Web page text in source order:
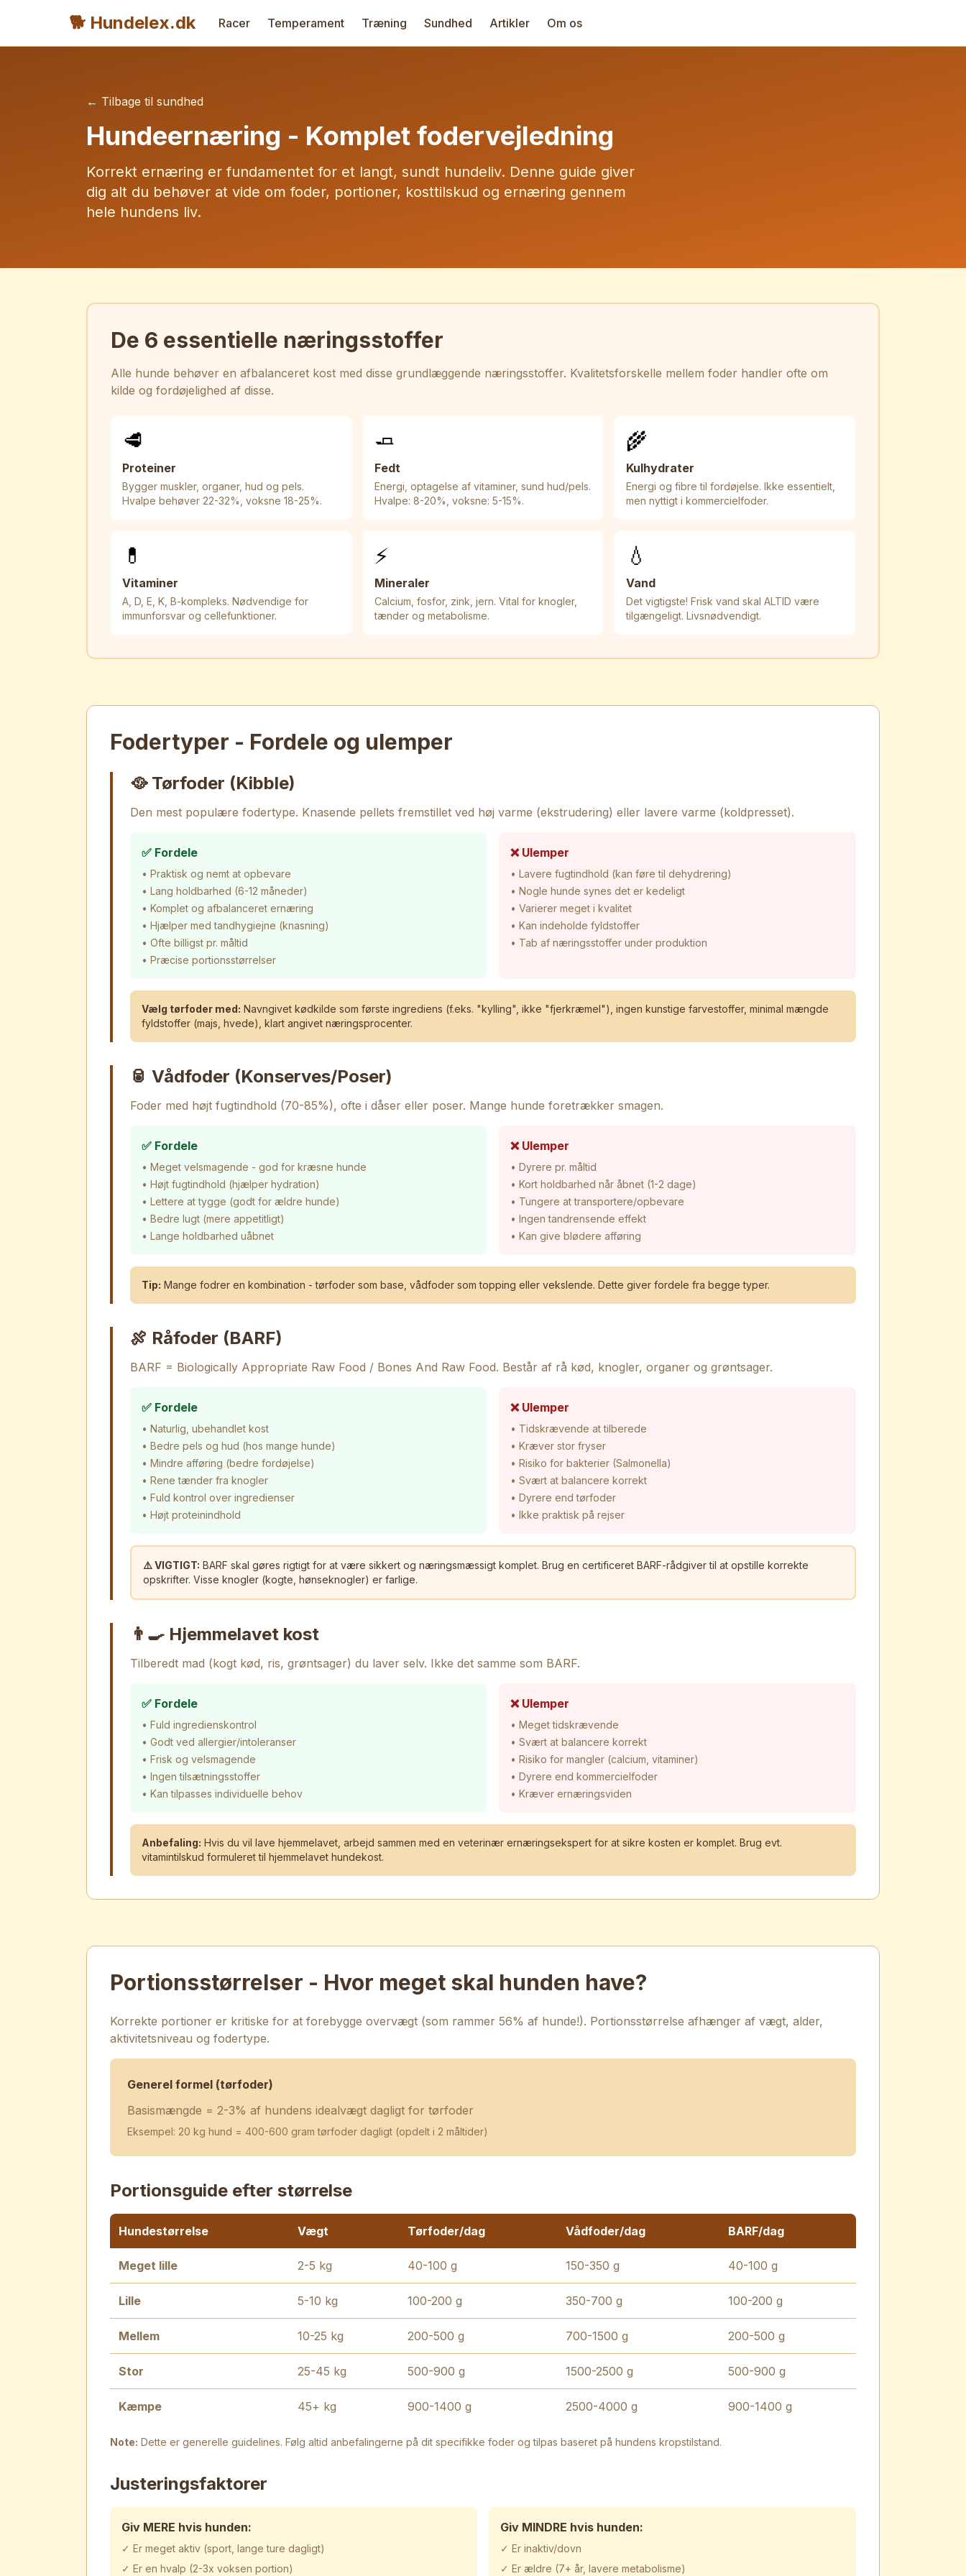
🐕 Hundelex.dk Racer Temperament Træning Sundhed Artikler Om os
← Tilbage til sundhed
Hundeernæring - Komplet fodervejledning
Korrekt ernæring er fundamentet for et langt, sundt hundeliv. Denne guide giver
dig alt du behøver at vide om foder, portioner, kosttilskud og ernæring gennem
hele hundens liv.
De 6 essentielle næringsstoffer
Alle hunde behøver en afbalanceret kost med disse grundlæggende næringsstoffer. Kvalitetsforskelle mellem foder handler ofte om
kilde og fordøjelighed af disse.
🥩
Proteiner
Bygger muskler, organer, hud og pels.
Hvalpe behøver 22-32%, voksne 18-25%.
🧈
Fedt
Energi, optagelse af vitaminer, sund hud/pels.
Hvalpe: 8-20%, voksne: 5-15%.
🌾
Kulhydrater
Energi og fibre til fordøjelse. Ikke essentielt,
men nyttigt i kommercielfoder.
💊
Vitaminer
A, D, E, K, B-kompleks. Nødvendige for
immunforsvar og cellefunktioner.
⚡
Mineraler
Calcium, fosfor, zink, jern. Vital for knogler,
tænder og metabolisme.
💧
Vand
Det vigtigste! Frisk vand skal ALTID være
tilgængeligt. Livsnødvendigt.
Fodertyper - Fordele og ulemper
🥘 Tørfoder (Kibble)
Den mest populære fodertype. Knasende pellets fremstillet ved høj varme (ekstrudering) eller lavere varme (koldpresset).
✅ Fordele
• Praktisk og nemt at opbevare
• Lang holdbarhed (6-12 måneder)
• Komplet og afbalanceret ernæring
• Hjælper med tandhygiejne (knasning)
• Ofte billigst pr. måltid
• Præcise portionsstørrelser
❌ Ulemper
• Lavere fugtindhold (kan føre til dehydrering)
• Nogle hunde synes det er kedeligt
• Varierer meget i kvalitet
• Kan indeholde fyldstoffer
• Tab af næringsstoffer under produktion
Vælg tørfoder med: Navngivet kødkilde som første ingrediens (f.eks. "kylling", ikke "fjerkræmel"), ingen kunstige farvestoffer, minimal mængde
fyldstoffer (majs, hvede), klart angivet næringsprocenter.
🥫 Vådfoder (Konserves/Poser)
Foder med højt fugtindhold (70-85%), ofte i dåser eller poser. Mange hunde foretrækker smagen.
✅ Fordele
• Meget velsmagende - god for kræsne hunde
• Højt fugtindhold (hjælper hydration)
• Lettere at tygge (godt for ældre hunde)
• Bedre lugt (mere appetitligt)
• Lange holdbarhed uåbnet
❌ Ulemper
• Dyrere pr. måltid
• Kort holdbarhed når åbnet (1-2 dage)
• Tungere at transportere/opbevare
• Ingen tandrensende effekt
• Kan give blødere afføring
Tip: Mange fodrer en kombination - tørfoder som base, vådfoder som topping eller vekslende. Dette giver fordele fra begge typer.
🍖 Råfoder (BARF)
BARF = Biologically Appropriate Raw Food / Bones And Raw Food. Består af rå kød, knogler, organer og grøntsager.
✅ Fordele
• Naturlig, ubehandlet kost
• Bedre pels og hud (hos mange hunde)
• Mindre afføring (bedre fordøjelse)
• Rene tænder fra knogler
• Fuld kontrol over ingredienser
• Højt proteinindhold
❌ Ulemper
• Tidskrævende at tilberede
• Kræver stor fryser
• Risiko for bakterier (Salmonella)
• Svært at balancere korrekt
• Dyrere end tørfoder
• Ikke praktisk på rejser
⚠️ VIGTIGT: BARF skal gøres rigtigt for at være sikkert og næringsmæssigt komplet. Brug en certificeret BARF-rådgiver til at opstille korrekte
opskrifter. Visse knogler (kogte, hønseknogler) er farlige.
👨‍🍳 Hjemmelavet kost
Tilberedt mad (kogt kød, ris, grøntsager) du laver selv. Ikke det samme som BARF.
✅ Fordele
• Fuld ingredienskontrol
• Godt ved allergier/intoleranser
• Frisk og velsmagende
• Ingen tilsætningsstoffer
• Kan tilpasses individuelle behov
❌ Ulemper
• Meget tidskrævende
• Svært at balancere korrekt
• Risiko for mangler (calcium, vitaminer)
• Dyrere end kommercielfoder
• Kræver ernæringsviden
Anbefaling: Hvis du vil lave hjemmelavet, arbejd sammen med en veterinær ernæringsekspert for at sikre kosten er komplet. Brug evt.
vitamintilskud formuleret til hjemmelavet hundekost.
Portionsstørrelser - Hvor meget skal hunden have?
Korrekte portioner er kritiske for at forebygge overvægt (som rammer 56% af hunde!). Portionsstørrelse afhænger af vægt, alder,
aktivitetsniveau og fodertype.
Generel formel (tørfoder)
Basismængde = 2-3% af hundens idealvægt dagligt for tørfoder
Eksempel: 20 kg hund = 400-600 gram tørfoder dagligt (opdelt i 2 måltider)
Portionsguide efter størrelse
Hundestørrelse Vægt Tørfoder/dag Vådfoder/dag BARF/dag
Meget lille 2-5 kg 40-100 g 150-350 g 40-100 g
Lille 5-10 kg 100-200 g 350-700 g 100-200 g
Mellem 10-25 kg 200-500 g 700-1500 g 200-500 g
Stor 25-45 kg 500-900 g 1500-2500 g 500-900 g
Kæmpe 45+ kg 900-1400 g 2500-4000 g 900-1400 g
Note: Dette er generelle guidelines. Følg altid anbefalingerne på dit specifikke foder og tilpas baseret på hundens kropstilstand.
Justeringsfaktorer
Giv MERE hvis hunden:
✓ Er meget aktiv (sport, lange ture dagligt)
✓ Er en hvalp (2-3x voksen portion)
Giv MINDRE hvis hunden:
✓ Er inaktiv/dovn
✓ Er ældre (7+ år, lavere metabolisme)